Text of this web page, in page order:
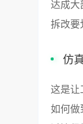
达成大
拆改要
仿
这是让
如何做